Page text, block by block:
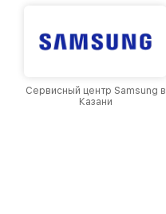
Сервисный центр Samsung в
Казани